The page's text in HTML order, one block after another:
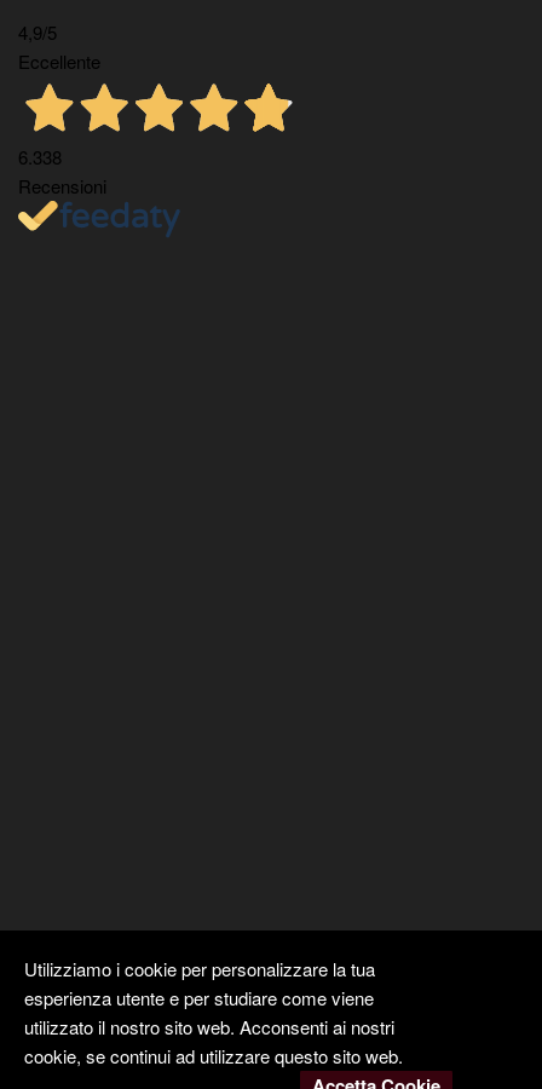
4,9/5
Eccellente
6.338
Recensioni
Utilizziamo i cookie per personalizzare la tua
esperienza utente e per studiare come viene
utilizzato il nostro sito web. Acconsenti ai nostri
cookie, se continui ad utilizzare questo sito web.